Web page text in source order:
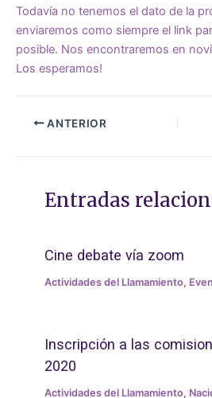
Todavía no tenemos el dato de la
enviaremos como siempre el link
posible. Nos encontraremos en
Los esperamos!
ANTERIOR
Entradas
Cine debate vía zoom
Actividades del Llamamiento,
Inscripción a las
2020
Actividades del Llamamiento,